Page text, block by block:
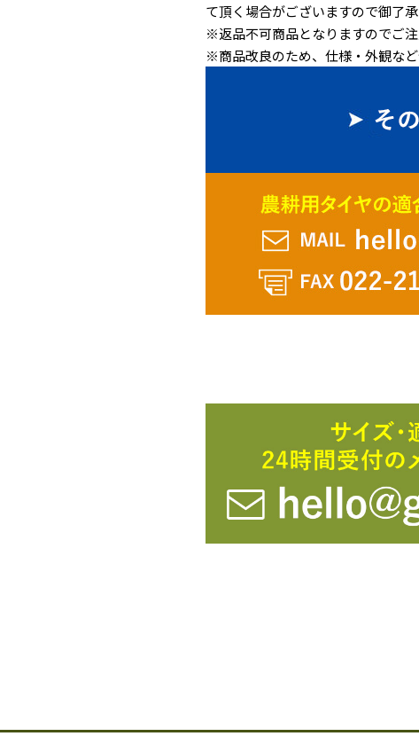
て頂く場合がございますので御了
※返品不可商品となりますのでご注
※商品改良のため、仕様・外観な